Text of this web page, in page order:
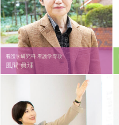
看護学研究科 看護学専攻
風間 眞理